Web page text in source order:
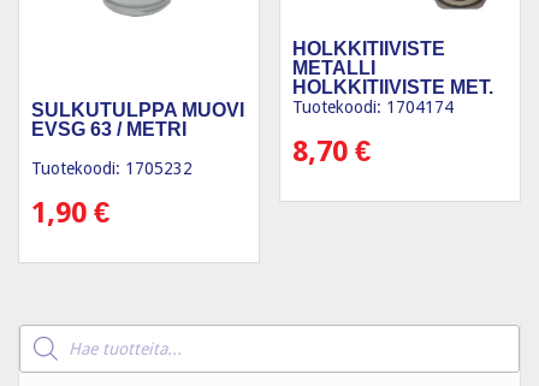
SULKUTULPPA MUOVI
EVSG 63 / METRI
Tuotekoodi: 1705232
1,90 €
HOLKKITIIVISTE
METALLI
HOLKKITIIVISTE MET.
M25
Tuotekoodi: 1704174
8,70€
Products
search